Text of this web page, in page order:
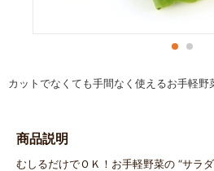
カットでなくても手間なく使えるお手軽野
商品説明
むしるだけでＯＫ！お手軽野菜の “サラダ